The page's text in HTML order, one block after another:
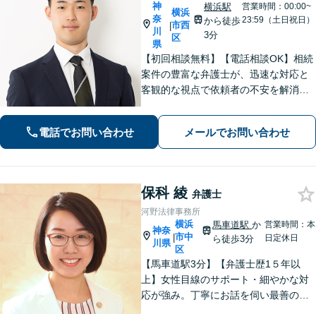
神
奈
川
県
|
横浜
市西
区
横浜駅
から徒歩
3分
営業時間：00:00~
23:59（土日祝日）
【初回相談無料】【電話相談OK】相続
案件の豊富な弁護士が、迅速な対応と
客観的な視点で依頼者の不安を解消し
任せください！【完全個室対応】【子
連れ相談可】
電話でお問い合わせ メールでお問い合わせ
保科 綾 弁護士
河野法律事務所
神奈
川県
|
横浜
市中
区
馬車道駅か
ら徒歩3分
営業時間：本
日定休日
【馬車道駅3分】【弁護士歴1５年以
上】女性目線のサポート・細やかな対
応が強み。丁寧にお話を伺い最善の解